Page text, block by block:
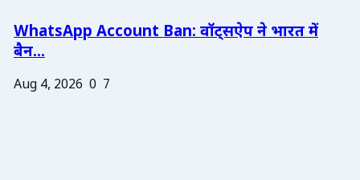
WhatsApp Account Ban: वॉट्सऐप ने भारत में
बैन...
Aug 4, 2026 0 7